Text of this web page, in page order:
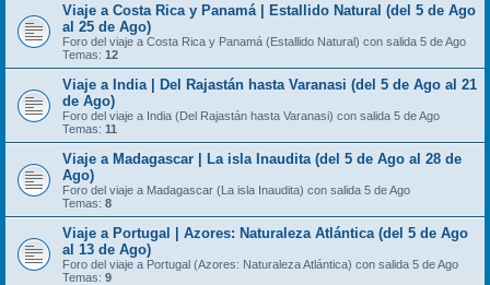
Viaje a Costa Rica y Panamá | Estallido Natural (del 5 de Ago
al 25 de Ago)
Foro del viaje a Costa Rica y Panamá (Estallido Natural) con salida 5 de Ago
Temas: 12
Viaje a India | Del Rajastán hasta Varanasi (del 5 de Ago al 21
de Ago)
Foro del viaje a India (Del Rajastán hasta Varanasi) con salida 5 de Ago
Temas: 11
Viaje a Madagascar | La isla Inaudita (del 5 de Ago al 28 de
Ago)
Foro del viaje a Madagascar (La isla Inaudita) con salida 5 de Ago
Temas: 8
Viaje a Portugal | Azores: Naturaleza Atlántica (del 5 de Ago
al 13 de Ago)
Foro del viaje a Portugal (Azores: Naturaleza Atlántica) con salida 5 de Ago
Temas: 9